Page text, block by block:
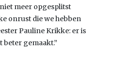
meer opgesplitst
onrust die we hebben
Pauline Krikke: er is
beter gemaakt.”